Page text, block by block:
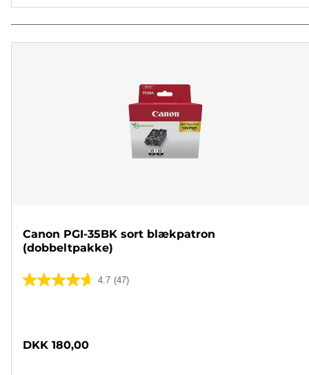
Canon PGI-35BK sort blækpatron
(dobbeltpakke)
4.7 (47)
4.7
stjerner.
DKK 180,00